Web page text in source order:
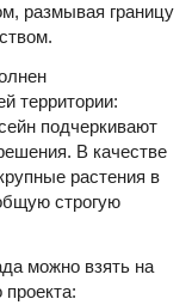
размывая границу
территории:
подчеркивают
В качестве
растения в
строгую
можно взять на
проекта: